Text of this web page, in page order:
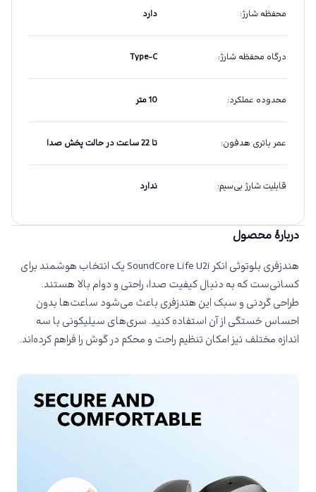
محفظه شارژ: دارد
درگاه محفظه شارژ:
Type-C
محدوده عملکرد: 10 متر
عمر باتری هدفون: تا 22 ساعت در حالت پخش صدا
قابلیت شارژ بی‌سیم: ندارد
دربارهٔ محصول
هندزفری بلوتوثی انکر SoundCore Life U2i یک انتخاب هوشمند برای
کسانی‌ست که به دنبال کیفیت صدا، راحتی و دوام بالا هستند.
طراحی گردنی و سبک این هندزفری باعث می‌شود ساعت‌ها بدون
احساس خستگی از آن استفاده کنید. سری‌های سیلیکونی با سه
اندازه مختلف نیز امکان تنظیم راحت و محکم در گوش را فراهم کرده‌اند.